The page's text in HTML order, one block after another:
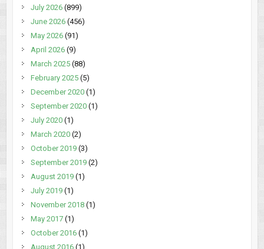
July 2026(899)
June 2026(456)
May 2026(91)
April 2026(9)
March 2025(88)
February 2025(5)
December 2020(1)
September 2020(1)
July 2020(1)
March 2020(2)
October 2019(3)
September 2019(2)
August 2019(1)
July 2019(1)
November 2018(1)
May 2017(1)
October 2016(1)
August 2016(1)